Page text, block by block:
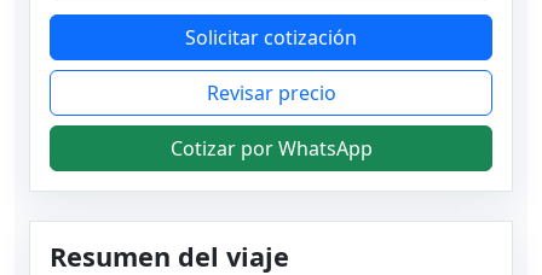
Resumen del viaje
Solicitar cotización
Revisar precio
Cotizar por WhatsApp